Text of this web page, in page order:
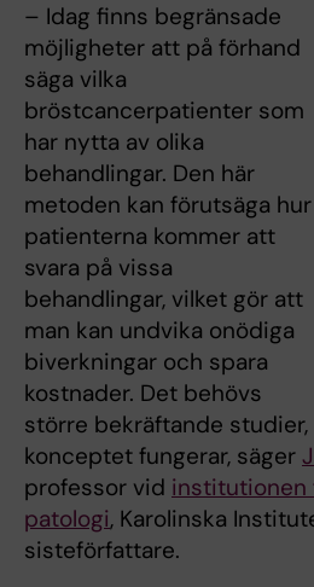
– Idag finns begränsade
möjligheter att på förhand
säga vilka
bröstcancerpatienter som
har nytta av olika
behandlingar. Den här
metoden kan förutsäga hur
patienterna kommer att
svara på vissa
behandlingar, vilket gör att
man kan undvika onödiga
biverkningar och spara
kostnader. Det behövs
större bekräftande
konceptet fungerar, säger
professor vid institutionen
patologi, Karolinska
sisteförfattare.